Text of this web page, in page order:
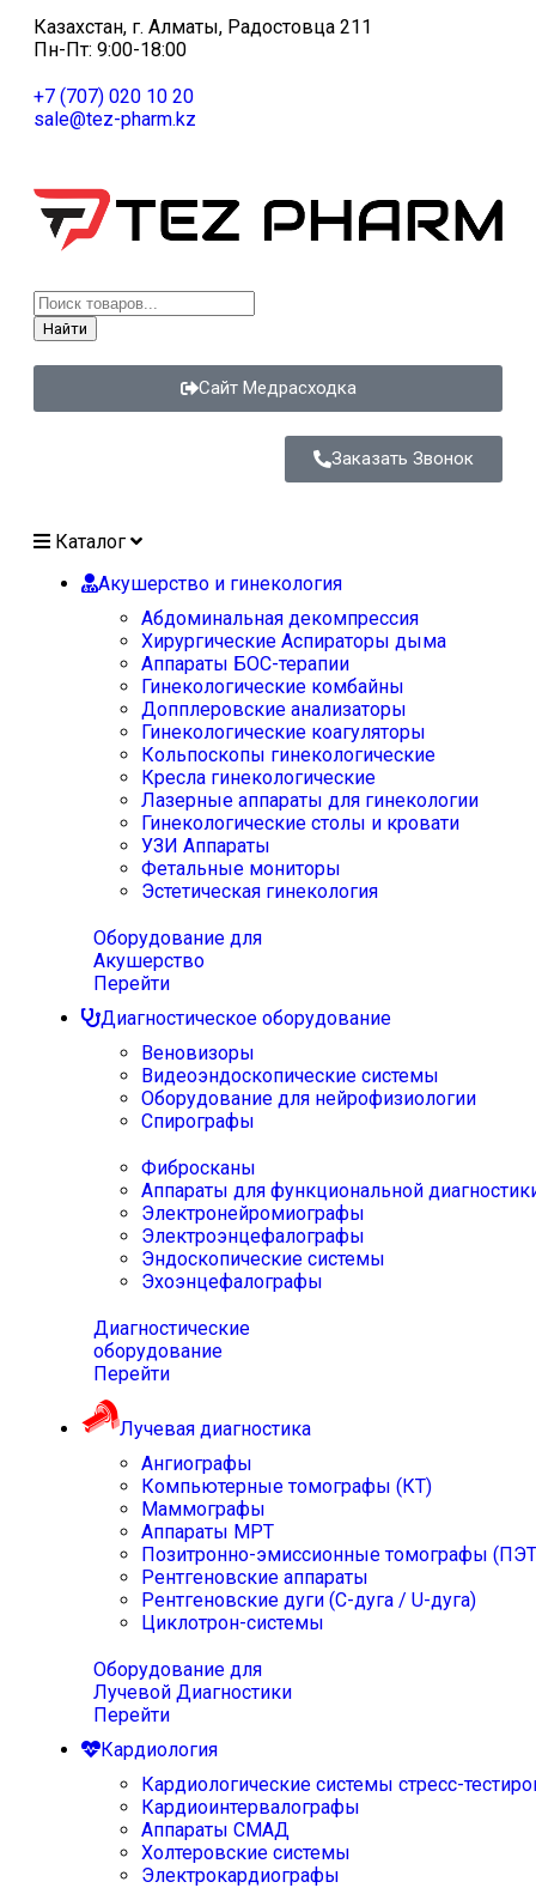
Казахстан, г. Алматы, Радостовца 211
Пн-Пт: 9:00-18:00
+7 (707) 020 10 20
sale@tez-pharm.kz
Найти
Сайт Медрасходка
Заказать Звонок
Каталог
Акушерство и гинекология
Абдоминальная декомпрессия
Хирургические Аспираторы дыма
Аппараты БОС-терапии
Гинекологические комбайны
Допплеровские анализаторы
Гинекологические коагуляторы
Кольпоскопы гинекологические
Кресла гинекологические
Лазерные аппараты для гинекологии
Гинекологические столы и кровати
УЗИ Аппараты
Фетальные мониторы
Эстетическая гинекология
Оборудование для
Акушерство
Перейти
Диагностическое оборудование
Веновизоры
Видеоэндоскопические системы
Оборудование для нейрофизиологии
Спирографы
Фибросканы
Аппараты для функциональной
Электронейромиографы
Электроэнцефалографы
Эндоскопические системы
Эхоэнцефалографы
Диагностические
оборудование
Перейти
Лучевая диагностика
Ангиографы
Компьютерные томографы (КТ)
Маммографы
Аппараты МРТ
Позитронно-эмиссионные томографы
Рентгеновские аппараты
Рентгеновские дуги (С-дуга / U-дуга)
Циклотрон-системы
Оборудование для
Лучевой Диагностики
Перейти
Кардиология
Кардиологические системы стресс-
Кардиоинтервалографы
Аппараты СМАД
Холтеровские системы
Электрокардиографы